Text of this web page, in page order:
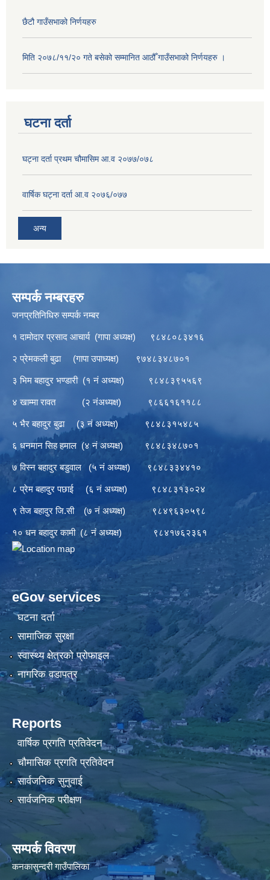
छैटौ गाउँसभाको निर्णयहरु
मिति २०७८/११/२० गते बसेको सम्मानित आठौँ गाउँसभाको निर्णयहरु ।
घटना दर्ता
घट्ना दर्ता प्रथम चौमासिम आ.व २०७७/०७८
वार्षिक घट्ना दर्ता आ.व २०७६/०७७
अन्य
सम्पर्क नम्बरहरु
जनप्रतिनिधिरु सम्पर्क नम्बर
१ दामोदार प्रसाद आचार्य (गापा अध्यक्ष) ९८४८०८३४१६
२ प्रेमकली बुढा (गापा उपाध्यक्ष) ९७४८३४८७०१
३ भिम बहादुर भण्डारी (१ नं अध्यक्ष) ९८४८३९५५६९
४ खाम्मा रावत (२ नंअध्यक्ष) ९८६६१६११८८
५ भैर बहादुर बुढा (३ नं अध्यक्ष) ९८४८३१५४८५
६ धनमान सिह हमाल (४ नं अध्यक्ष) ९८४८३४८७०१
७ विस्न बहादुर बडुवाल (५ नं अध्यक्ष) ९८४८३३४४१०
८ प्रेम बहादुर पछाई (६ नं अध्यक्ष) ९८४८३१३०२४
९ तेज बहादुर जि.सी (७ नं अध्यक्ष) ९८४९६३०५९८
१० धन बहादुर कामी (८ नं अध्यक्ष) ९८४१७६२३६१
eGov services
घटना दर्ता
सामाजिक सुरक्षा
स्वास्थ्य क्षेत्रको प्रोफाइल
नागरिक वडापत्र
Reports
वार्षिक प्रगति प्रतिवेदन
चौमासिक प्रगति प्रतिवेदन
सार्वजनिक सुनुवाई
सार्वजनिक परीक्षण
सम्पर्क विवरण
कनकासुन्दरी गाउँपालिका